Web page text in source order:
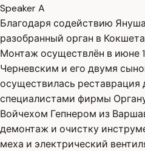
Speaker A
Благодаря содействию
разобранный орган в
Монтаж осуществлён в июне
Черневским и его двумя
осуществилась реставрация
специалистами фирмы
Войчехом Гепнером из
демонтаж и очистку
меха и электрический